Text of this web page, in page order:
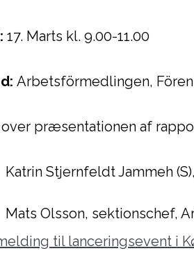
17. Marts kl. 9.00-11.00
Arbetsförmedlingen,
præsentationen af
Katrin Stjernfeldt Jammeh
Mats Olsson, sektionschef,
til lanceringsevent i